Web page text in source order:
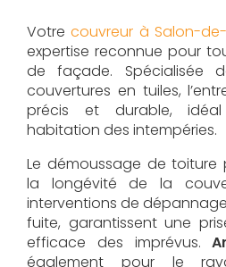
Votrecouvreur à Salon-
expertise reconnue pour
de façade. Spécialisée
couvertures en tuiles,
précis et durable,
habitation des intempéries.
Le démoussage de toiture
la longévité de la
interventions de
fuite, garantissent une
efficace des imprévus.
également pour le